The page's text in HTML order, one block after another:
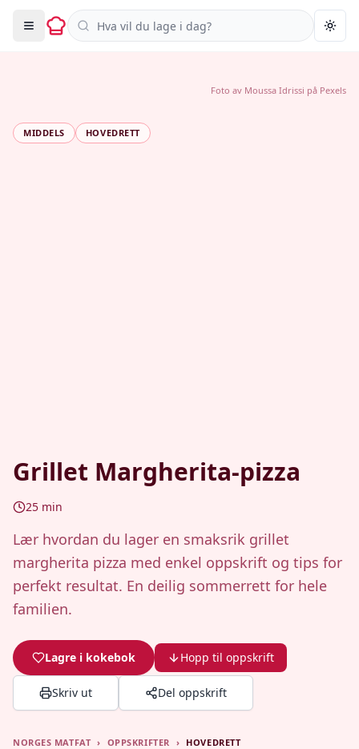
Søk i oppskrifter
MIDDELS HOVEDRETT
Grillet Margherita-pizza
25 min
Lær hvordan du lager en smaksrik grillet
margherita pizza med enkel oppskrift og tips for
perfekt resultat. En deilig sommerrett for hele
familien.
Lagre i kokebok Hopp til oppskrift
Skriv ut Del oppskrift
Foto av Moussa Idrissi på Pexels
NORGES MATFAT › OPPSKRIFTER › HOVEDRETT